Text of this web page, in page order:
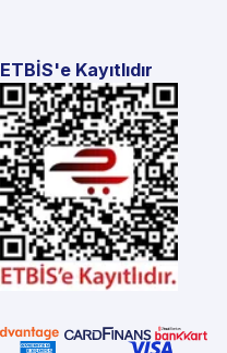
ETBİS'e Kayıtlıdır